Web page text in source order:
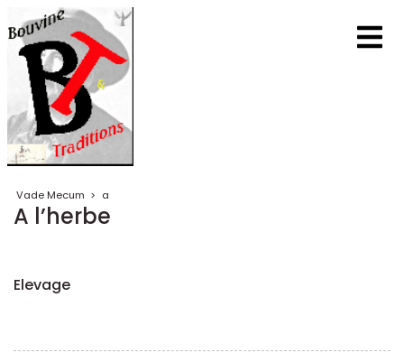
Vade Mecum > a
A l’herbe
Elevage